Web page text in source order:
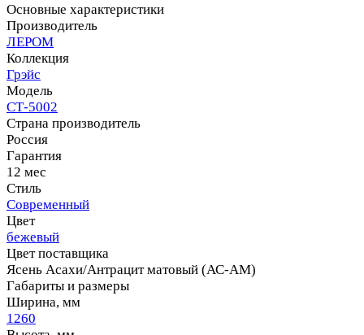
Основные характеристики
Производитель
ЛЕРОМ
Коллекция
Грэйс
Модель
СТ-5002
Страна производитель
Россия
Гарантия
12 мес
Стиль
Современный
Цвет
бежевый
Цвет поставщика
Ясень Асахи/Антрацит матовый (АС-АМ)
Габариты и размеры
Ширина, мм
1260